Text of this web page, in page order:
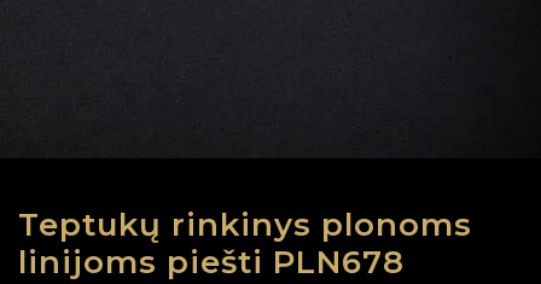
Teptukų rinkinys plonoms
linijoms piešti PLN678